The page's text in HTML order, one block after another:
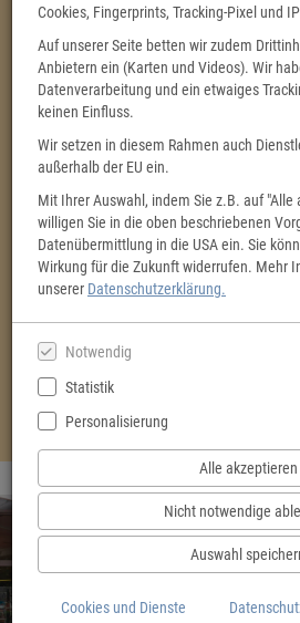
Cookies, Fingerprints, Tracking-Pixel und
Auf unserer Seite betten wir zudem
Anbietern ein (Karten und Videos). Wir
Datenverarbeitung und ein etwaiges
keinen Einfluss.
Wir setzen in diesem Rahmen auch
außerhalb der EU ein.
Mit Ihrer Auswahl, indem Sie z.B. auf "Alle
willigen Sie in die oben beschriebenen
Datenübermittlung in die USA ein. Sie
Wirkung für die Zukunft widerrufen. Mehr
unserer Datenschutzerklärung.
Notwendig
Statistik
Personalisierung
Alle akzeptieren
Nicht notwendige
Auswahl
Cookies und Dienste
Liz Moore
Buch (Hardcover)
26,00 €